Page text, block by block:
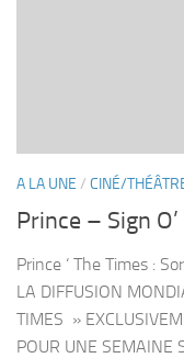
A LA UNE / CINÉ/
Prince – Sign
Prince ‘ The Times :
LA DIFFUSION
TIMES »
POUR UNE SEMAINE